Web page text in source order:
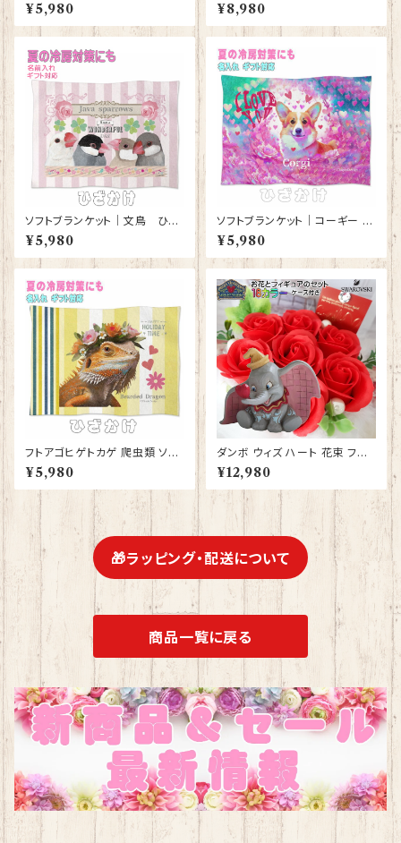
け 毛布【型番SB-148】 KYAPI
Art きゃぴあーと しまえなが プ
¥5,980
RE フィギュア プレゼント ギフト
グッズ お祝い 人形 置物 ジムシ
お祝い ウッドストック
¥8,980
ソフトブランケット｜文鳥 ひざ
かけ 毛布 白文鳥 シルバー文鳥
シナモン文鳥【型番 SB-４００
０】ピンク
¥5,980
ソフトブランケット｜コーギー 犬
かわいいグッズ 雑貨 ひざかけ
毛布【型番 SB-10004】
¥5,980
フトアゴヒゲトカゲ 爬虫類 ソフ
トブランケット ひざかけ 毛布 グ
ッズ 雑貨 誕生日プレゼント ギフ
ト【型番 SB-10008】お花の王
¥5,980
ダンボ ウィズ ハート 花束 フラ
ワーギフト 誕生日 プレゼント 贈
り物 ギフト ディズニー 花 ソープ
フラワー アレンジメント フィギュ
ア 人形 置物 ジムショア グッズ
Disney Traditions 結婚祝い
結婚記念日 喜寿祝い 還暦祝い
¥12,980
🎁ラッピング・配送について
商品一覧に戻る